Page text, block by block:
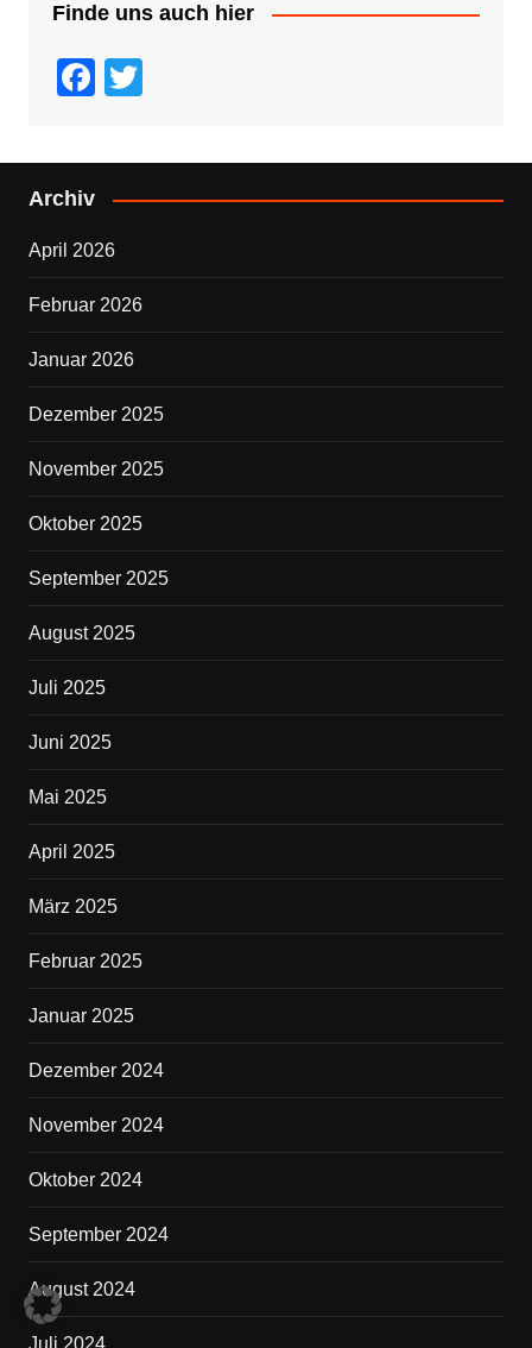
Finde uns auch hier
F
c
e
o
o
k
tt
er
Archiv
April 2026
Februar 2026
Januar 2026
Dezember 2025
November 2025
Oktober 2025
September 2025
August 2025
Juli 2025
Juni 2025
Mai 2025
April 2025
März 2025
Februar 2025
Januar 2025
Dezember 2024
November 2024
Oktober 2024
September 2024
August 2024